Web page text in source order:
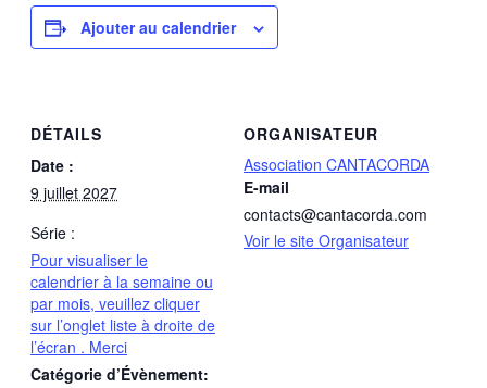
Ajouter au calendrier
DÉTAILS
Date :
9 juillet 2027
Série :
Pour visualiser le
calendrier à la semaine ou
par mois, veuillez cliquer
sur l’onglet liste à droite de
l’écran . Merci
Catégorie d’Évènement:
ORGANISATEUR
Association CANTACORDA
E-mail
contacts@cantacorda.com
Voir le site Organisateur